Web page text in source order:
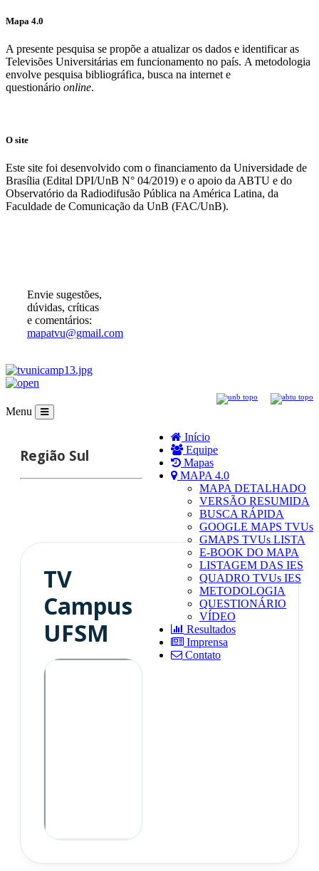
Mapa 4.0
A presente pesquisa se propõe a atualizar os dados e identificar as
Televisões Universitárias em funcionamento no país. A metodologia
envolve pesquisa bibliográfica, busca na internet e
questionário online.
O site
Este site foi desenvolvido com o financiamento da Universidade de
Brasília (Edital DPI/UnB N° 04/2019) e o apoio da ABTU e do
Observatório da Radiodifusão Pública na América Latina, da
Faculdade de Comunicação da UnB (FAC/UnB).
Envie sugestões,
dúvidas, críticas
e comentários:
mapatvu@gmail.com
Menu
Início
Equipe
Mapas
MAPA 4.0
MAPA DETALHADO
VERSÃO RESUMIDA
BUSCA RÁPIDA
GOOGLE MAPS TVUs
GMAPS TVUs LISTA
E-BOOK DO MAPA
LISTAGEM DAS IES
QUADRO TVUs IES
METODOLOGIA
QUESTIONÁRIO
VÍDEO
Resultados
Imprensa
Contato
Região Sul
TV
Campus
UFSM